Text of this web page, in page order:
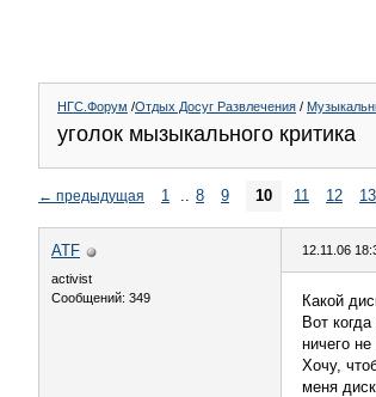
НГС.Форум /Отдых Досуг Развлечения /
уголок мызыкального критика
← предыдущая 1 .. 8 9 10 11 12 13
ATF
activist
Сообщений: 349
12.11.06
Какой
Вот
ничего
Хочу,
меня